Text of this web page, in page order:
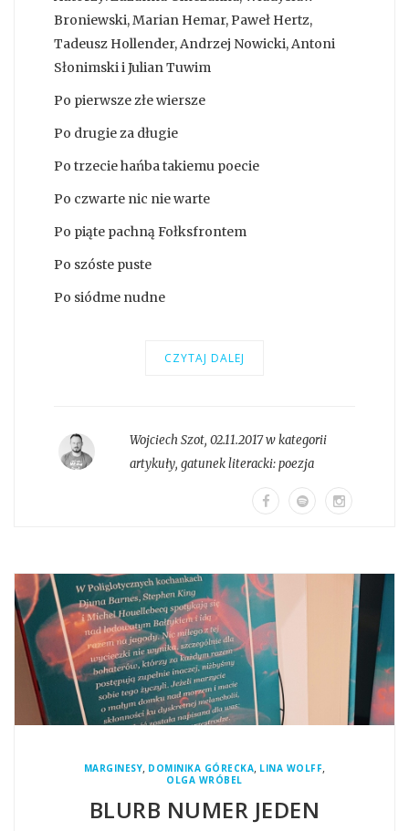
Broniewski, Marian Hemar, Paweł Hertz,
Tadeusz Hollender, Andrzej Nowicki, Antoni
Słonimski i Julian Tuwim
Po pierwsze złe wiersze
Po drugie za długie
Po trzecie hańba takiemu poecie
Po czwarte nic nie warte
Po piąte pachną Fołksfrontem
Po szóste puste
Po siódme nudne
CZYTAJ DALEJ
Wojciech Szot, 02.11.2017 w kategorii
artykuły, gatunek literacki:poezja
MARGINESY, DOMINIKA GÓRECKA, LINA WOLFF,
OLGA WRÓBEL
BLURB NUMER JEDEN